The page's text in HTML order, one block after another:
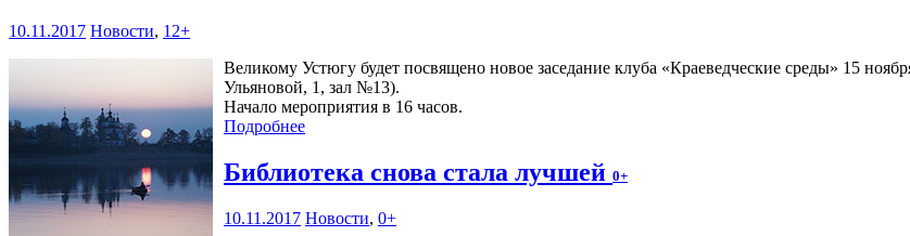
10.11.2017 Новости, 12+
Великому Устюгу будет посвящено новое заседание клуба «Краеведческие среды» 15
Ульяновой, 1, зал №13).
Начало мероприятия в 16 часов.
Подробнее
Библиотека снова стала лучшей 0+
10.11.2017 Новости, 0+